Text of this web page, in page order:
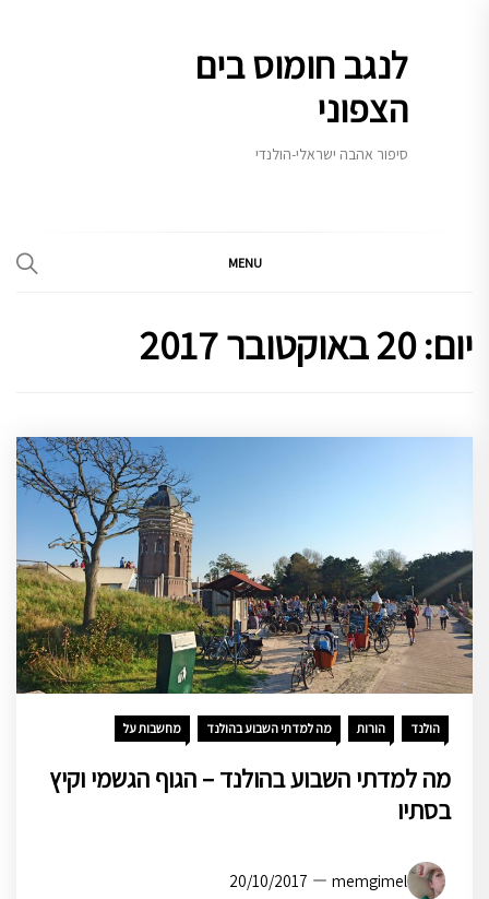
לנגב חומוס בים
הצפוני
סיפור אהבה ישראלי-הולנדי
MENU
יום:20 באוקטובר 2017
הולנד הורות מה למדתי השבוע בהולנד מחשבות על
מה למדתי השבוע בהולנד – הגוף הגשמי וקיץ
בסתיו
memgimel
20/10/2017